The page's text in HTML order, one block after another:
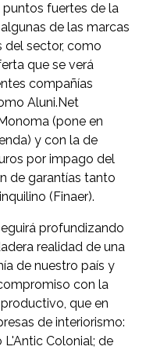
fuertes de la
de las marcas
del sector, como
que se verá
compañías
Aluni.Net
(pone en
y con la de
por impago del
de garantías tanto
(Finaer).
profundizando
realidad de una
de nuestro país y
con la
que en
de interiorismo:
L'Antic Colonial; de